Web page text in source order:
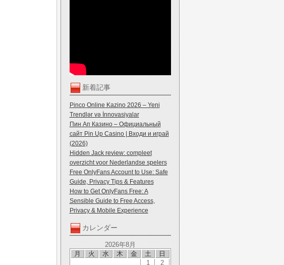
新着記事
Pinco Online Kazino 2026 – Yeni
Trendlər və İnnovasiyalar
Пин Ап Казино – Официальный
сайт Pin Up Casino | Входи и играй
(2026)
Hidden Jack review: compleet
overzicht voor Nederlandse spelers
Free OnlyFans Account to Use: Safe
Guide, Privacy Tips & Features
How to Get OnlyFans Free: A
Sensible Guide to Free Access,
Privacy & Mobile Experience
カレンダー
2026年8月
月
火 水 木 金 土 日
1
2